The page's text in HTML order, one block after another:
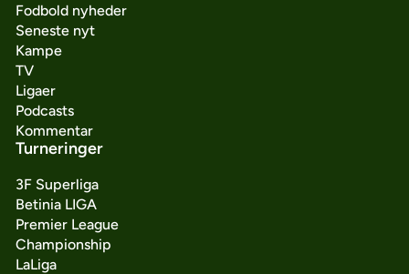
Fodbold nyheder
Seneste nyt
Kampe
TV
Ligaer
Podcasts
Kommentar
Turneringer
3F Superliga
Betinia LIGA
Premier League
Championship
LaLiga